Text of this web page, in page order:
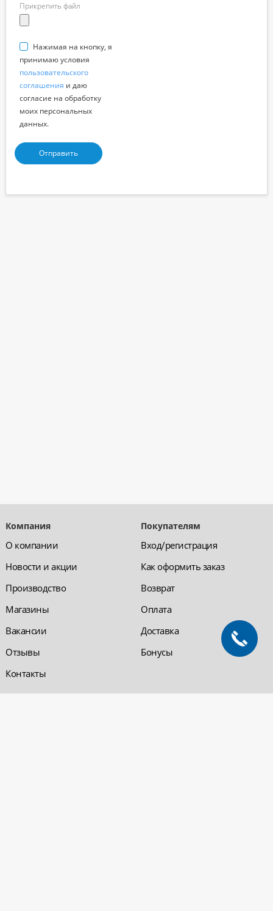
Прикрепить файл
Нажимая на кнопку, я
принимаю условия
пользовательского
соглашения и даю
согласие на обработку
моих персональных
данных.
Компания
О компании
Новости и акции
Производство
Магазины
Вакансии
Отзывы
Контакты
Покупателям
Вход/регистрация
Как оформить заказ
Возврат
Оплата
Доставка
Бонусы
Обратная связь Компания «220 ВСЯ